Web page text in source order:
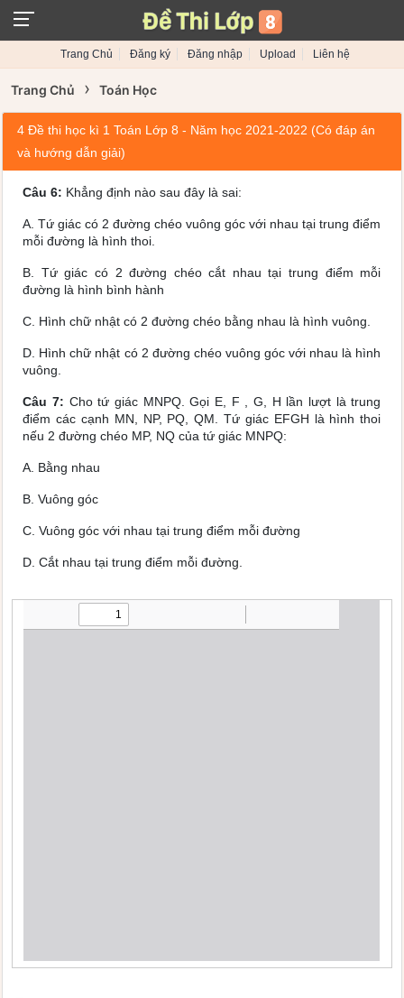
Trang Chủ Đăng ký Đăng nhập Upload Liên hệ
Trang Chủ › Toán Học
4 Đề thi học kì 1 Toán Lớp 8 - Năm học 2021-2022 (Có đáp án
và hướng dẫn giải)
Câu 6: Khẳng định nào sau đây là sai:
A. Tứ giác có 2 đường chéo vuông góc với nhau tại trung điểm
mỗi đường là hình thoi.
B. Tứ giác có 2 đường chéo cắt nhau tại trung điểm mỗi
đường là hình bình hành
C. Hình chữ nhật có 2 đường chéo bằng nhau là hình vuông.
D. Hình chữ nhật có 2 đường chéo vuông góc với nhau là hình
vuông.
Câu 7: Cho tứ giác MNPQ. Gọi E, F , G, H lần lượt là trung
điểm các cạnh MN, NP, PQ, QM. Tứ giác EFGH là hình thoi
nếu 2 đường chéo MP, NQ của tứ giác MNPQ:
A. Bằng nhau
B. Vuông góc
C. Vuông góc với nhau tại trung điểm mỗi đường
D. Cắt nhau tại trung điểm mỗi đường.